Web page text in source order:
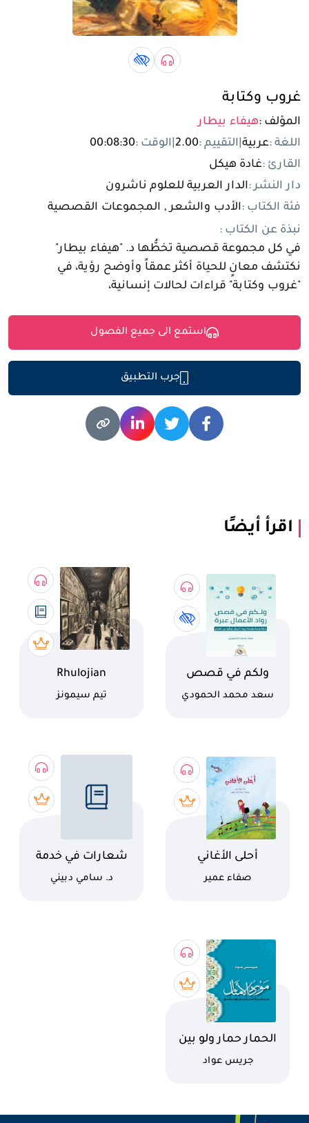
تسجيل الدخول
مستخدم جديد
صوتي bookكتاب لذوي الهمم book
غروب وكتابة
المؤلف :هيفاء بيطار
اللغة :عربية التقييم :2.00 الوقت :00:08:30
القارئ :غادة هيكل
دار النشر :الدار العربية للعلوم ناشرون
فئة الكتاب :الأدب والشعر , المجموعات القصصية
نبذة عن الكتاب :
في كل مجموعة قصصية تخطُّها د. "هيفاء بيطار"
نكتشف معانٍ للحياة أكثر عمقاً وأوضح رؤية، في
"غروب وكتابة" قراءات لحالات إنسانية،
استمع الى جميع الفصول
جرب التطبيق
اقرأ أيضًا
اسم الكتاب
ولكم في قصص
رواد الأعمال عبرة
كاتب
سعد محمد الحمودي
اسم الكتاب
Rhulojian
Yesterdays
كاتب
تيم سيمونز
اسم الكتاب
أحلى الأغاني
كاتب
صفاء عمير
اسم الكتاب
شعارات في خدمة
الشهواتكاتب
د. سامي دبيني
اسم الكتاب
الحمار حمار ولو بين
الخيول مربى
كاتب
جريس عواد